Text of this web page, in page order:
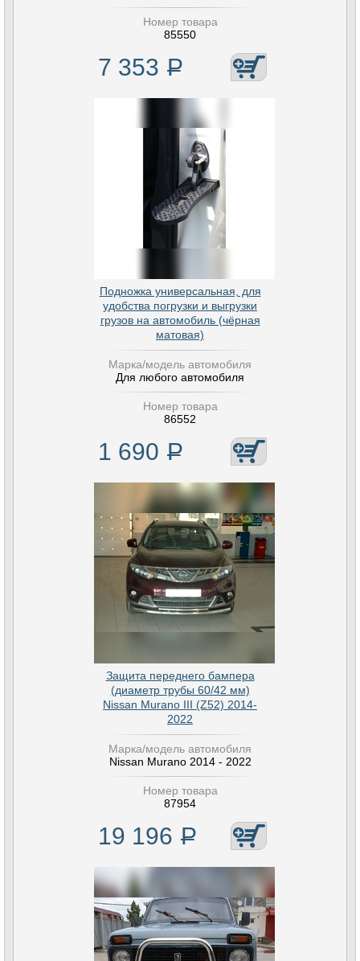
Номер товара
85550
7 353 Р
Подножка универсальная, для
удобства погрузки и выгрузки
грузов на автомобиль (чёрная
матовая)
Марка/модель автомобиля
Для любого автомобиля
Номер товара
86552
1 690 Р
Защита переднего бампера
(диаметр трубы 60/42 мм)
Nissan Murano III (Z52) 2014-
2022
Марка/модель автомобиля
Nissan Murano 2014 - 2022
Номер товара
87954
19 196 Р